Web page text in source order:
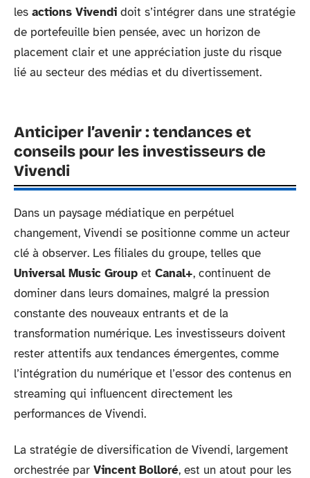
les actions Vivendi doit s’intégrer dans une stratégie
de portefeuille bien pensée, avec un horizon de
placement clair et une appréciation juste du risque
lié au secteur des médias et du divertissement.
Anticiper l’avenir : tendances et
conseils pour les investisseurs de
Vivendi
Dans un paysage médiatique en perpétuel
changement, Vivendi se positionne comme un acteur
clé à observer. Les filiales du groupe, telles que
Universal Music Group et Canal+, continuent de
dominer dans leurs domaines, malgré la pression
constante des nouveaux entrants et de la
transformation numérique. Les investisseurs doivent
rester attentifs aux tendances émergentes, comme
l’intégration du numérique et l’essor des contenus en
streaming qui influencent directement les
performances de Vivendi.
La stratégie de diversification de Vivendi, largement
orchestrée par Vincent Bolloré, est un atout pour les